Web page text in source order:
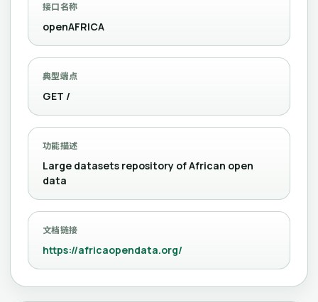
接口名称
openAFRICA
典型端点
GET /
功能描述
Large datasets repository of African open
data
文档链接
https://africaopendata.org/